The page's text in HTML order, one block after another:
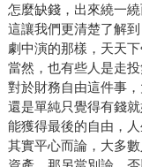
怎麼缺錢，出來繞一繞
這讓我們更清楚了解
劇中演的那樣，天天
當然，也有些人是走
對於財務自由這件事
還是單純只覺得有錢
能獲得最後的自由，
其實平心而論，大多